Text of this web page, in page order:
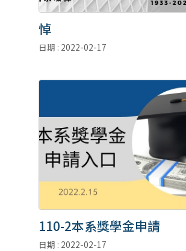
悼
日期 : 2022-02-17
110-2本系獎學金申請
日期 : 2022-02-17